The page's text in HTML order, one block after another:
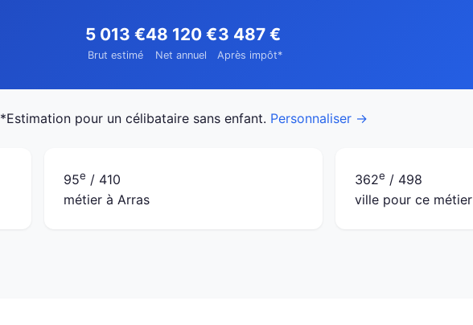
5 013 €
Brut estimé
48 120 €
Net annuel
3 487 €
Après impôt*
*Estimation pour un célibataire sans enfant. Personnaliser →
95e / 410
métier à Arras
362e / 498
ville pour ce métier